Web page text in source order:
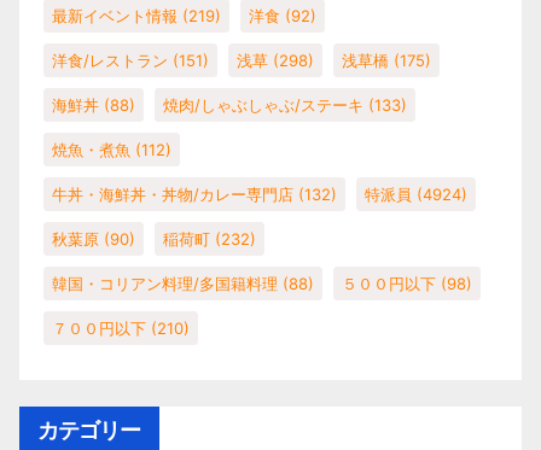
最新イベント情報 (219) 洋食 (92)
洋食/レストラン (151) 浅草 (298) 浅草橋 (175)
海鮮丼 (88) 焼肉/しゃぶしゃぶ/ステーキ (133)
焼魚・煮魚 (112)
牛丼・海鮮丼・丼物/カレー専門店 (132) 特派員 (4924)
秋葉原 (90) 稲荷町 (232)
韓国・コリアン料理/多国籍料理 (88) ５００円以下 (98)
７００円以下 (210)
カテゴリー